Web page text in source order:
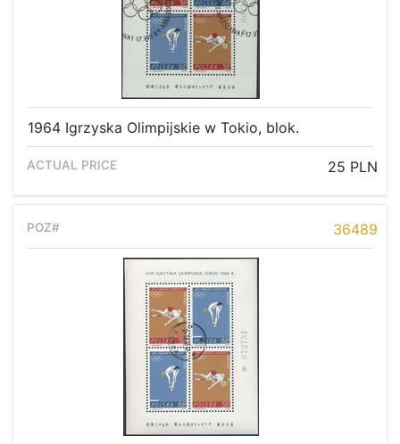
1964 Igrzyska Olimpijskie w Tokio, blok.
25 PLN
36489